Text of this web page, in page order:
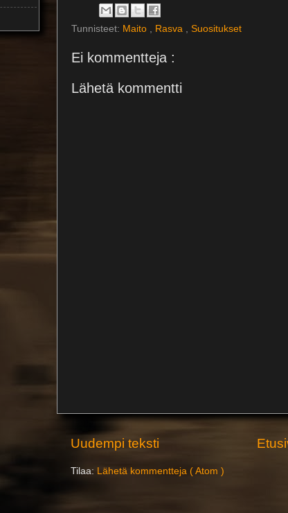
Tunnisteet: Maito , Rasva , Suositukset
Ei kommentteja :
Lähetä kommentti
Uudempi teksti
Tilaa: Lähetä kommentteja ( Atom )